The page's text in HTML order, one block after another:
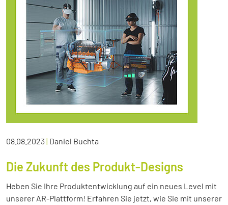
08.08.2023| Daniel Buchta
Die Zukunft des Produkt-Designs
Heben Sie Ihre Produktentwicklung auf ein neues Level mit
unserer AR-Plattform! Erfahren Sie jetzt, wie Sie mit unserer